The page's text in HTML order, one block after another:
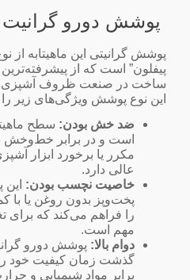
پوشش دورو گرانیت
پوشش گرانیتی این ماهیتابه از
پیفلون” است که از
ساخت در صنعت ظروف آشپزی
این نوع پوشش ویژگی‌های زیر را
ضد خش بودن: سطح
است و در برابر خط‌وخش
مکرر یا برخورد ابزار
عالی دارد.
خاصیت نچسب بودن:
پخت‌وپز بدون روغن یا با
را فراهم می‌کند که برای
مهم است.
دوام بالا: پوشش دورو
گذشت زمان کیفیت خود
برابر مواد شیمیایی و